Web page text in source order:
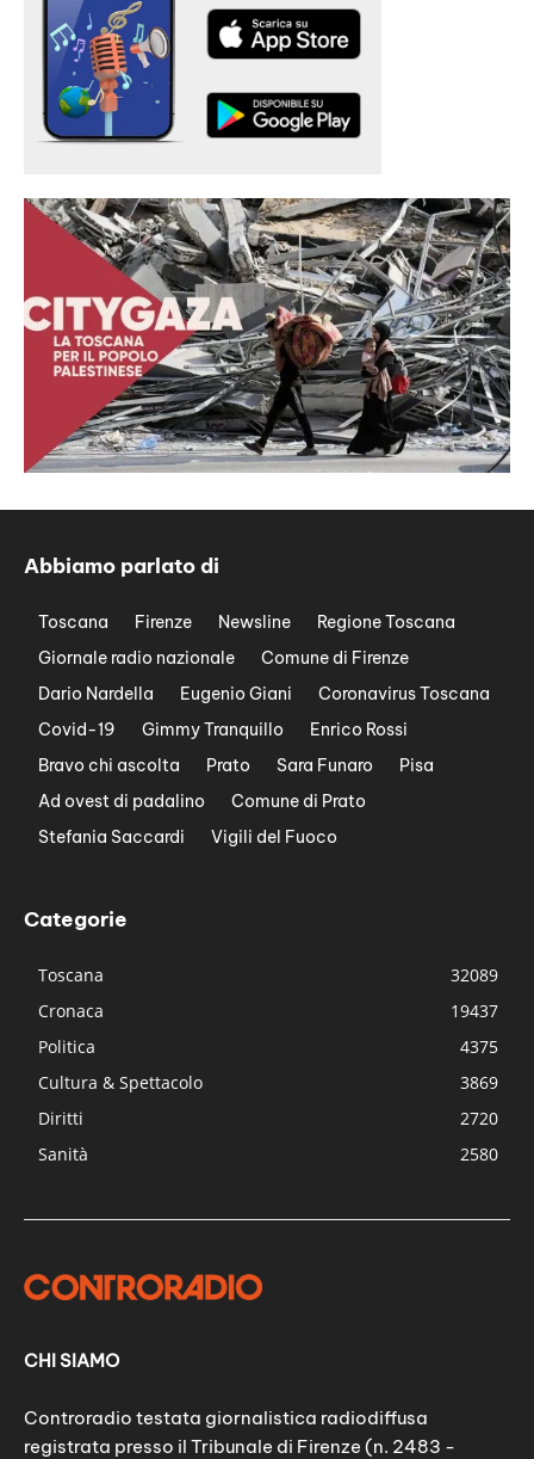
Abbiamo parlato di
Toscana Firenze Newsline
Regione Toscana
Giornale radio nazionale
Comune di Firenze
Dario Nardella
Eugenio Giani
Coronavirus Toscana
Covid-19
Gimmy Tranquillo
Enrico Rossi
Bravo chi ascolta
Prato Sara Funaro
Pisa
Ad ovest di padalino
Comune di Prato
Stefania Saccardi
Vigili del Fuoco
Categorie
Toscana
32089
Cronaca
19437
Politica
4375
Cultura & Spettacolo
3869
Diritti
2720
Sanità
2580
CHI SIAMO
Controradio testata giornalistica radiodiffusa
registrata presso il Tribunale di Firenze (n. 2483 -